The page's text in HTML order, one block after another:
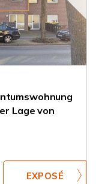
Lage von